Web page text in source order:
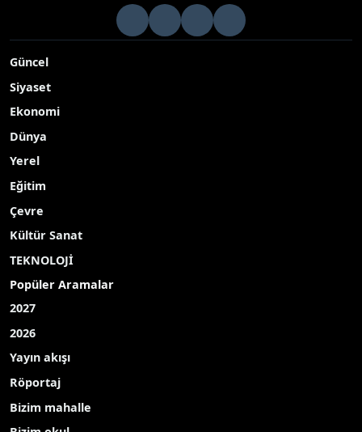
Güncel
Siyaset
Ekonomi
Dünya
Yerel
Eğitim
Çevre
Kültür Sanat
TEKNOLOJİ
Popüler Aramalar
2027
2026
Yayın akışı
Röportaj
Bizim mahalle